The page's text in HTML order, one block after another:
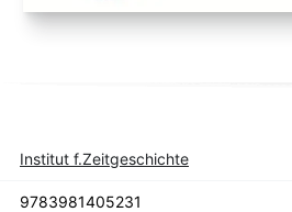
Institut f.Zeitgeschichte
9783981405231